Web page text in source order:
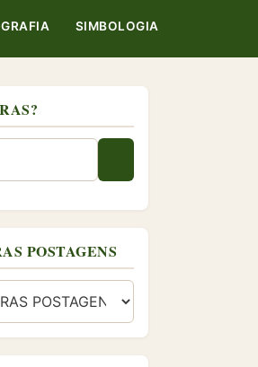
SIMBOLOGIA
POSTAGENS